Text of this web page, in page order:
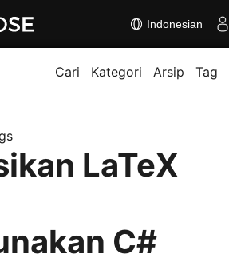
Indonesian
Cari Kategori Arsip Tag
LaTeX
C#